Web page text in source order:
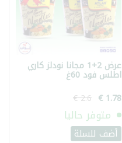
عرض 2+1 مجانا نودلز كاري
اطلس فود 60غ
متوفر حاليا
أضف للسلة